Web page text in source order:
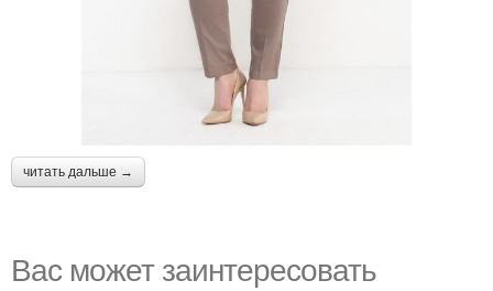
читать дальше →
Вас может заинтересовать